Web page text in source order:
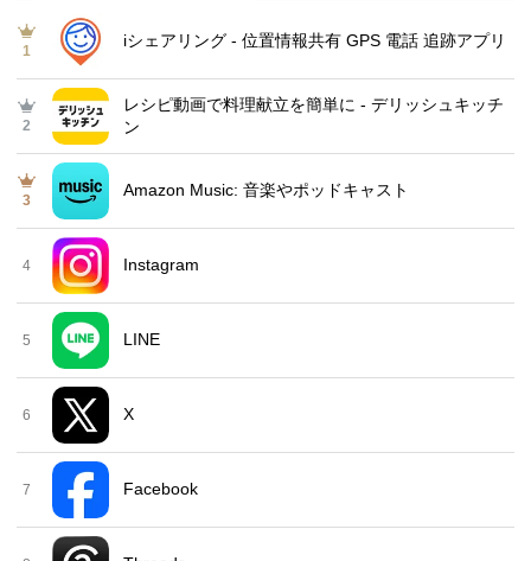
1
iシェアリング - 位置情報共有 GPS 電話 追跡アプリ
2
レシピ動画で料理献立を簡単‪に - デリッシュキッチ
ン
3
Amazon Music: 音楽やポッドキャスト
4 Instagram
5 LINE
6 X
7 Facebook